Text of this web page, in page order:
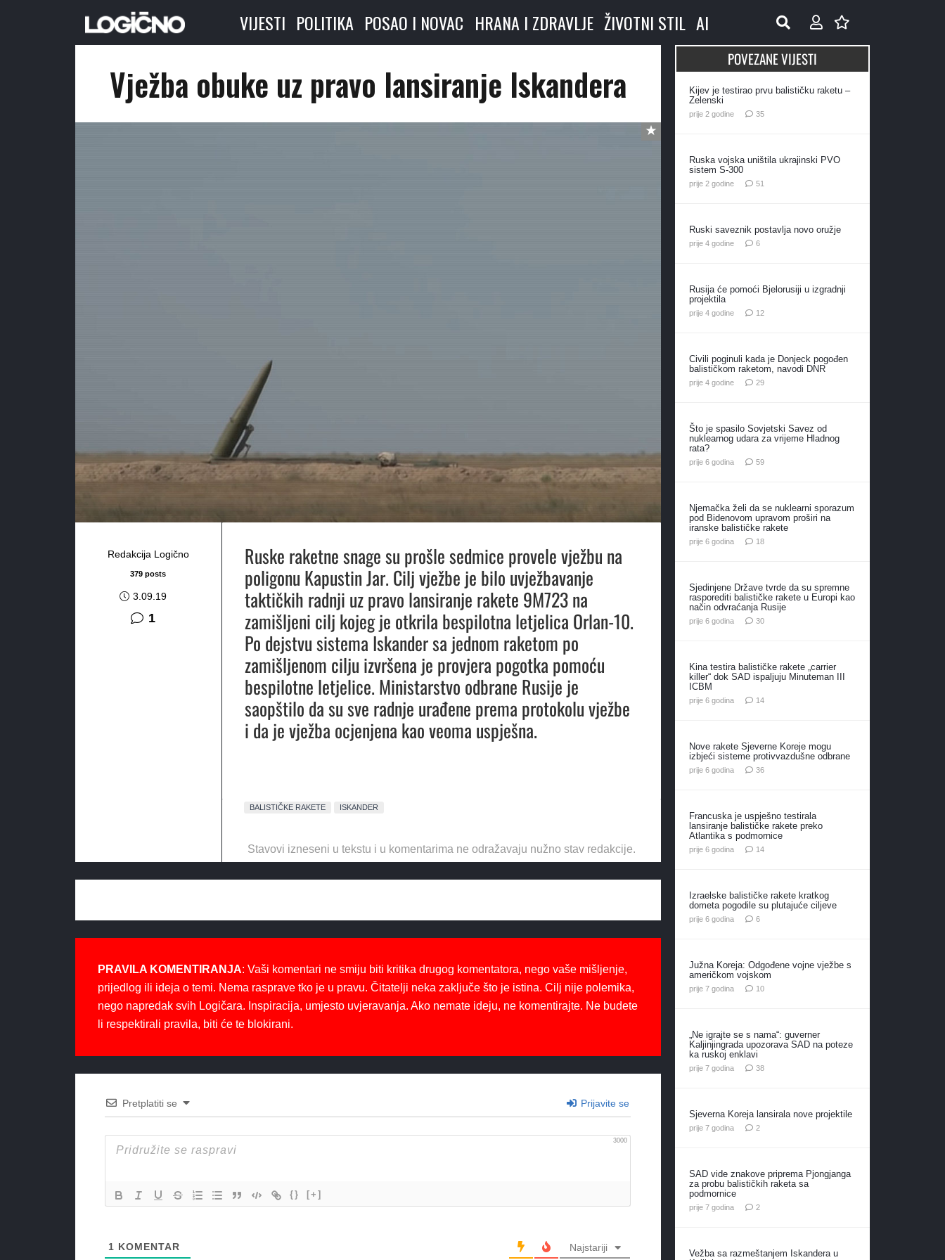
VIJESTI POLITIKA POSAO I NOVAC HRANA I ZDRAVLJE ŽIVOTNI STIL AI
Vježba obuke uz pravo lansiranje Iskandera
Redakcija Logično
379 posts
3.09.19
1
Ruske raketne snage su prošle sedmice provele vježbu na
poligonu Kapustin Jar. Cilj vježbe je bilo uvježbavanje
taktičkih radnji uz pravo lansiranje rakete 9M723 na
zamišljeni cilj kojeg je otkrila bespilotna letjelica Orlan-10.
Po dejstvu sistema Iskander sa jednom raketom po
zamišljenom cilju izvršena je provjera pogotka pomoću
bespilotne letjelice. Ministarstvo odbrane Rusije je
saopštilo da su sve radnje urađene prema protokolu vježbe
i da je vježba ocjenjena kao veoma uspješna.
BALISTIČKE RAKETE ISKANDER
Stavovi izneseni u tekstu i u komentarima ne odražavaju nužno stav redakcije.
PRAVILA KOMENTIRANJA: Vaši komentari ne smiju biti kritika drugog komentatora, nego vaše mišljenje,
prijedlog ili ideja o temi. Nema rasprave tko je u pravu. Čitatelji neka zaključe što je istina. Cilj nije polemika,
nego napredak svih Logičara. Inspiracija, umjesto uvjeravanja. Ako nemate ideju, ne komentirajte. Ne budete
li respektirali pravila, biti će te blokirani.
Pretplatiti se Prijavite se
3000
{} [+]
1 KOMENTAR Najstariji
POVEZANE VIJESTI
Kijev je testirao prvu balističku raketu –
Zelenski
prije 2 godine 35komentara
Ruska vojska uništila ukrajinski PVO
sistem S-300
prije 2 godine 51
Ruski saveznik postavlja novo oružje
prije 4 godine 6komentara
Rusija će pomoći Bjelorusiji u izgradnji
projektila
prije 4 godine 12komentara
Civili poginuli kada je Donjeck pogođen
balističkom raketom, navodi DNR
prije 4 godine 29komentara
Što je spasilo Sovjetski Savez od
nuklearnog udara za vrijeme Hladnog
rata?
prije 6 godina 59komentara
Njemačka želi da se nuklearni sporazum
pod Bidenovom upravom proširi na
iranske balističke rakete
prije 6 godina 18komentara
Sjedinjene Države tvrde da su spremne
rasporediti balističke rakete u Europi kao
način odvraćanja Rusije
prije 6 godina 30komentara
Kina testira balističke rakete „carrier
killer“ dok SAD ispaljuju Minuteman III
ICBM
prije 6 godina 14komentara
Nove rakete Sjeverne Koreje mogu
izbjeći sisteme protivvazdušne odbrane
prije 6 godina 36komentara
Francuska je uspješno testirala
lansiranje balističke rakete preko
Atlantika s podmornice
prije 6 godina 14komentara
Izraelske balističke rakete kratkog
dometa pogodile su plutajuće ciljeve
prije 6 godina 6komentara
Južna Koreja: Odgođene vojne vježbe s
američkom vojskom
prije 7 godina 10komentara
„Ne igrajte se s nama“: guverner
Kaljinjingrada upozorava SAD na poteze
ka ruskoj enklavi
prije 7 godina 38komentara
Sjeverna Koreja lansirala nove projektile
prije 7 godina 2komentara
SAD vide znakove priprema Pjongjanga
za probu balističkih raketa sa
podmornice
prije 7 godina 2komentara
Vežba sa razmeštanjem Iskandera u